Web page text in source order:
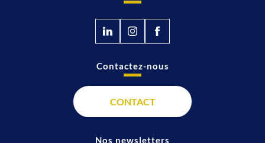
Contactez-nous
CONTACT
Nos newsletters